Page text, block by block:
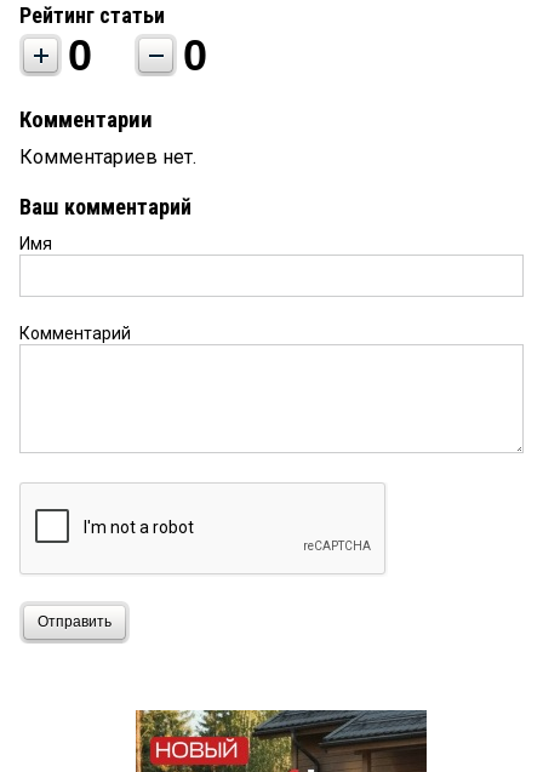
Рейтинг статьи
0 0
Комментарии
Комментариев нет.
Ваш комментарий
Имя
Комментарий
Отправить